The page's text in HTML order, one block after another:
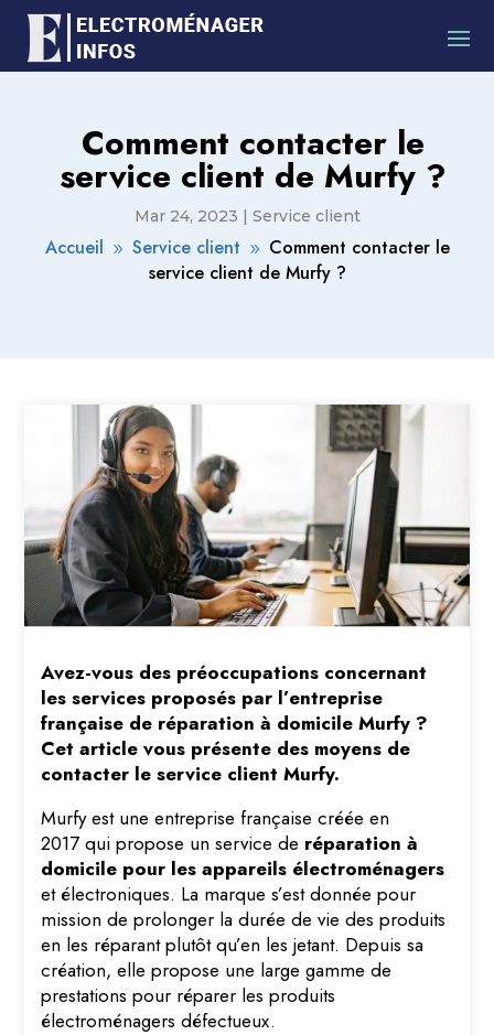
Comment contacter le
service client de Murfy ?
Mar 24, 2023 | Service client
Accueil 9 Service client 9
Comment contacter le
service client de Murfy ?
Avez-vous des préoccupations concernant
les services proposés par l’entreprise
française de réparation à domicile Murfy ?
Cet article vous présente des moyens de
contacter le service client Murfy.
Murfy est une entreprise française créée en
2017 qui propose un service de réparation à
domicile pour les appareils électroménagers
et électroniques. La marque s’est donnée pour
mission de prolonger la durée de vie des produits
en les réparant plutôt qu’en les jetant. Depuis sa
création, elle propose une large gamme de
prestations pour réparer les produits
électroménagers défectueux.